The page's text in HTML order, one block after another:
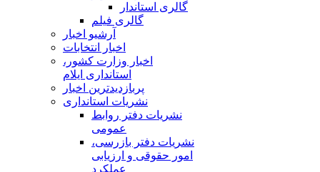
گالری استاندار
گالری فیلم
آرشیو اخبار
اخبار انتخابات
اخبار وزارت کشور،
استانداری ایلام
پربازدیدترین اخبار
نشریات استانداری
نشریات دفتر روابط
عمومی
نشريات دفتر بازرسی،
امور حقوقی و ارزيابی
عملکرد